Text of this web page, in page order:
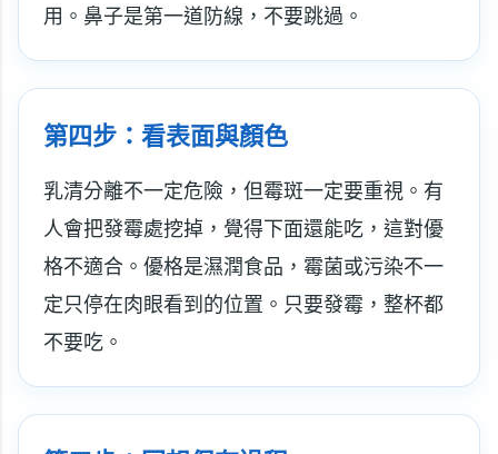
用。鼻子是第一道防線，不要跳過。
第四步：看表面與顏色
乳清分離不一定危險，但霉斑一定要重視。有
人會把發霉處挖掉，覺得下面還能吃，這對優
格不適合。優格是濕潤食品，霉菌或污染不一
定只停在肉眼看到的位置。只要發霉，整杯都
不要吃。